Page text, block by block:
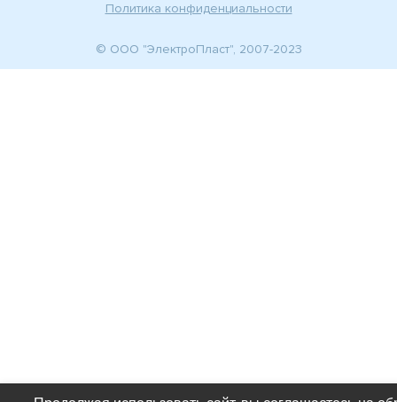
Политика конфиденциальности
© ООО "ЭлектроПласт", 2007-2023